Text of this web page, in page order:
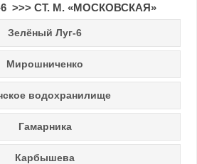
>>> СТ. М. «МОСКОВСКАЯ»
Зелёный Луг-6
Мирошниченко
водохранилище
Гамарника
Карбышева